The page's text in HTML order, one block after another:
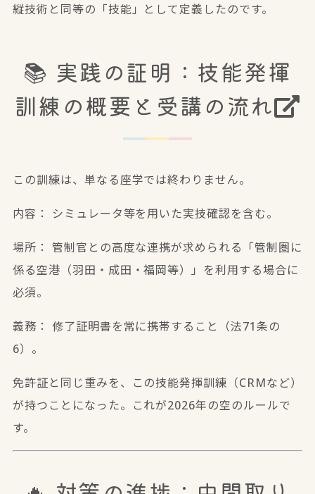
縦技術と同等の「技能」として定義したのです。
📚 実践の証明： 技能発揮
訓練の概要と受講の流れ
この訓練は、単なる座学では終わりません。
内容： シミュレータ等を用いた実技確認を含む。
場所： 管制官との高度な連携が求められる「管制圏に
係る空港（羽田・成田・福岡等）」を利用する場合に
必須。
義務：
修了証明書を常に携帯すること（法71条の
6）。
免許証と同じ重みを、この技能発揮訓練（CRMなど）
が持つことになった。これが2026年の空のルールで
す。